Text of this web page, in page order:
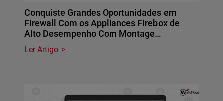
Conquiste Grandes Oportunidades em
Firewall Com os Appliances Firebox de
Alto Desempenho Com Montage…
Ler Artigo